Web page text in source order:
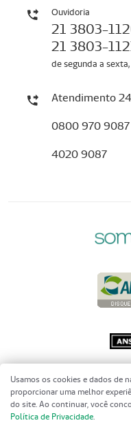
Ouvidoria
21 3803-
21 3803-
de segunda a
Atendimento
0800 970 9087
4020 9087
Copyright
Brasil -
Usamos os cookies e dados de
proporcionar uma melhor
do site. Ao continuar, você
Política de Privacidade.